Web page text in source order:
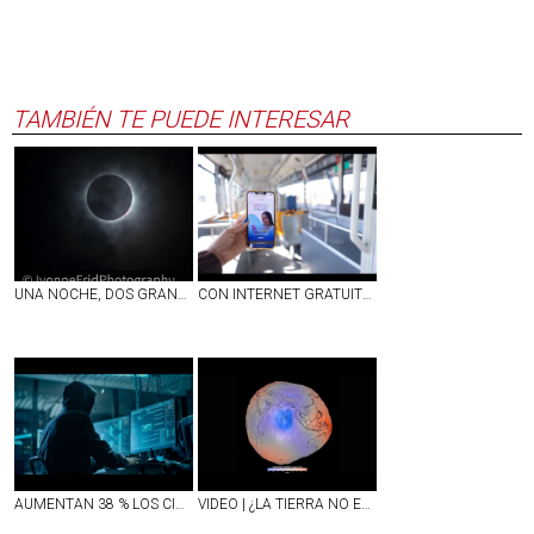
TAMBIÉN TE PUEDE INTERESAR
UNA NOCHE, DOS GRANDES ESPECTÁCULOS ASTRONÓMICOS: ECLIPSE TOTAL DE SOL Y LLUVIA DE ESTRELLAS CON INTERNET GRATUITO EN ESCUELAS, CAMIONES Y ESPACIOS PÚBLICOS, AGUASCALIENTES FORTALECE SU CONECTIVIDAD
AUMENTAN 38 % LOS CIBERATAQUES EN MÉXICO; REPORTAN DÉFICIT DE 77 MIL EXPERTOS PARA COMBATIRLOS VIDEO | ¿LA TIERRA NO ES REDONDA?; NASA DIFUNDE IMAGEN INÉDITA DEL PLANETA Y ASÍ DE IMPRESIONANTE LUCE